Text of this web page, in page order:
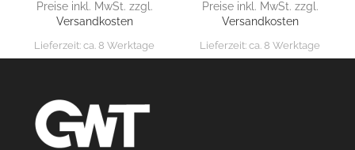
Preise inkl. MwSt. zzgl.
Versandkosten
Lieferzeit:ca. 8 Werktage
Preise inkl. MwSt. zzgl.
Versandkosten
Lieferzeit:ca. 8 Werktage